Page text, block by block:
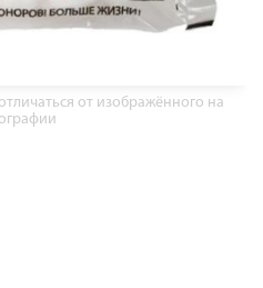
от изображённого на